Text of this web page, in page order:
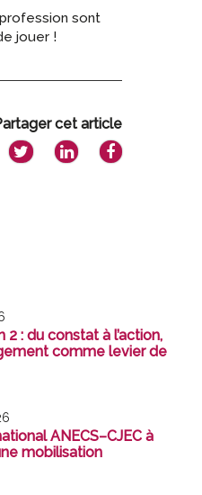
sont
jouer !
cet article
2 : du constat à l’action,
comme levier de
ANECS–CJEC à
mobilisation